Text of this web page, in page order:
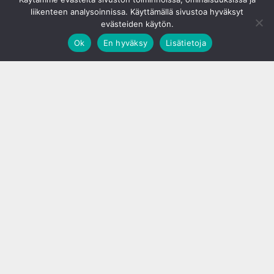
liikenteen analysoinnissa. Käyttämällä sivustoa hyväksyt
evästeiden käytön.
Ok
En hyväksy Lisätietoja